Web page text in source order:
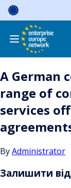
Skip
content
A German
range of
services
ByAdministrator
Залишити